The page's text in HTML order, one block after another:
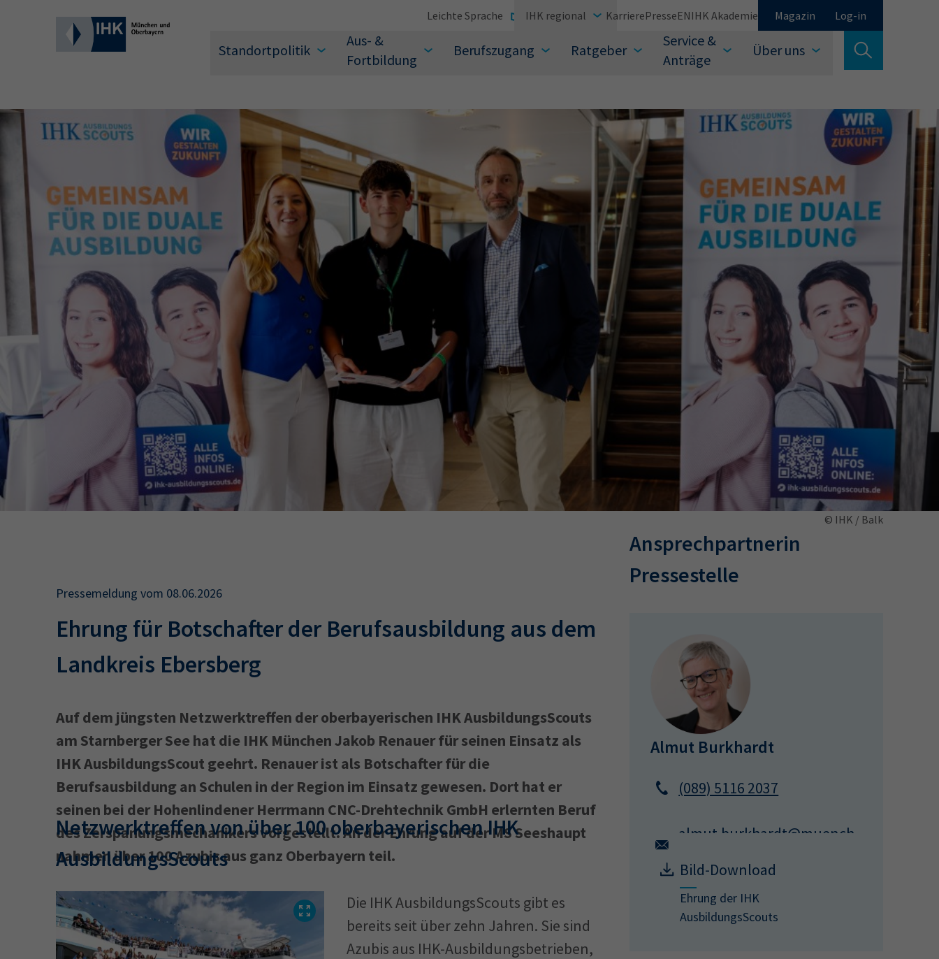
Standortpolitik
Aus- &
Fortbildung
Berufszugang Ratgeber
Service &
Anträge
Über uns
Leichte Sprache IHK regional KarrierePresseEN IHK Akademie Magazin Log-in
Schließen
Suche verlassen
Wonach suchen Sie?
Suchen
Hier können Sie auch aus den meistgesuchten Begriffen vorauswählen
Ausbildungsvertrag Fachwirt AdA
Prüfungstermine
Wirtschaftsfachwirt
34f Negativerklärung Sachkundeprüfung
Betriebswirt Prüfbericht
© IHK / Balk
Pressemeldung vom 08.06.2026
Ehrung für Botschafter der Berufsausbildung aus dem
Landkreis Ebersberg
Auf dem jüngsten Netzwerktreffen der oberbayerischen IHK AusbildungsScouts
am Starnberger See hat die IHK München Jakob Renauer für seinen Einsatz als
IHK AusbildungsScout geehrt. Renauer ist als Botschafter für die
Berufsausbildung an Schulen in der Region im Einsatz gewesen. Dort hat er
seinen bei der Hohenlindener Herrmann CNC-Drehtechnik GmbH erlernten Beruf
des Zerspanungsmechanikers vorgestellt. An der Ehrung auf der MS Seeshaupt
nahmen über 100 Azubis aus ganz Oberbayern teil.
Netzwerktreffen von über 100 oberbayerischen IHK
AusbildungsScouts
Die IHK AusbildungsScouts gibt es
bereits seit über zehn Jahren. Sie sind
Azubis aus IHK-Ausbildungsbetrieben,
Ansprechpartnerin
Pressestelle
Almut Burkhardt
(089) 5116 2037
almut.burkhardt@muench
Bild-Download
Ehrung der IHK
AusbildungsScouts